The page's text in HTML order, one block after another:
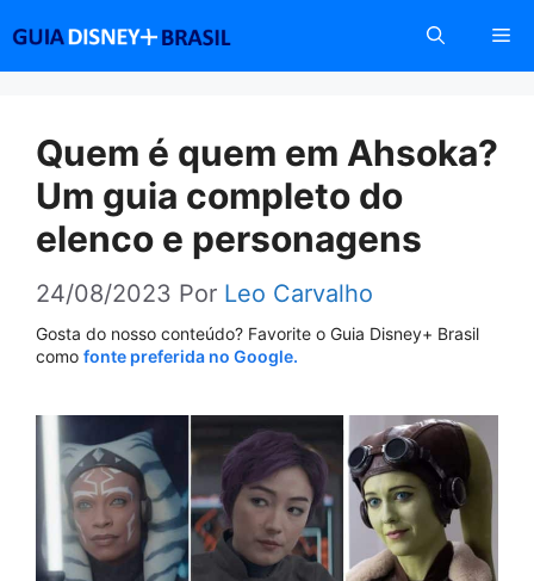
conteúdo
Quem é quem em Ahsoka?
Um guia completo do
elenco e personagens
24/08/2023 Por Leo Carvalho
Gosta do nosso conteúdo? Favorite o Guia Disney+ Brasil
como fonte preferida no Google.